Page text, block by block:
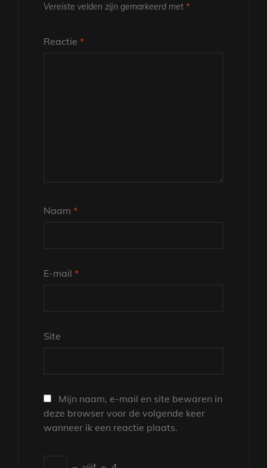
Vereiste velden zijn gemarkeerd met *
Reactie *
Naam *
E-mail *
Site
Mijn naam, e-mail en site bewaren in
deze browser voor de volgende keer
wanneer ik een reactie plaats.